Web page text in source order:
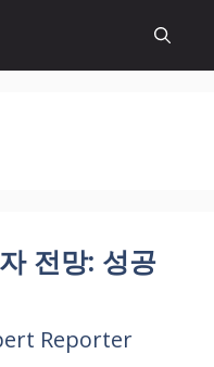
전망: 성공
Reporter